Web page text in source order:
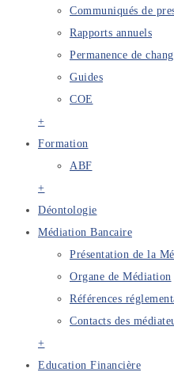
Communiqués de
Rapports annuels
Permanence de
Guides
COE
+
Formation
ABF
+
Déontologie
Médiation Bancaire
Présentation de la
Organe de Médiation
Références
Contacts des
+
Education Financière